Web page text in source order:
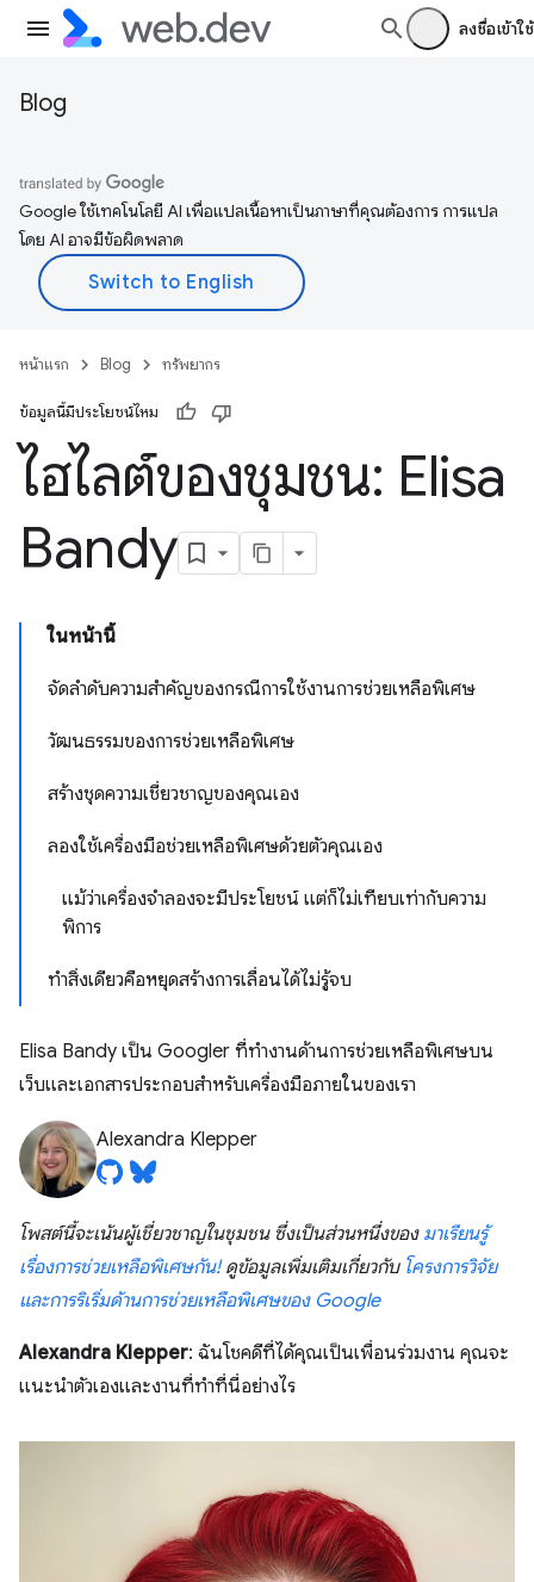
ลงชื่อเข้าใช้
Blog
Google ใช้เทคโนโลยี AI เพื่อแปลเนื้อหาเป็นภาษาที่คุณต้องการ การแปล
โดย AI อาจมีข้อผิดพลาด
หน้าแรก Blog ทรัพยากร
ข้อมูลนี้มีประโยชน์ไหม
ไฮไลต์ของชุมชน: Elisa
Bandy
ในหน้านี้
จัดลำดับความสำคัญของกรณีการใช้งานการช่วยเหลือพิเศษ
วัฒนธรรมของการช่วยเหลือพิเศษ
สร้างชุดความเชี่ยวชาญของคุณเอง
ลองใช้เครื่องมือช่วยเหลือพิเศษด้วยตัวคุณเอง
แม้ว่าเครื่องจำลองจะมีประโยชน์ แต่ก็ไม่เทียบเท่ากับความ
พิการ
ทำสิ่งเดียวคือหยุดสร้างการเลื่อนได้ไม่รู้จบ
Elisa Bandy เป็น Googler ที่ทำงานด้านการช่วยเหลือพิเศษบน
เว็บและเอกสารประกอบสำหรับเครื่องมือภายในของเรา
Alexandra Klepper
โพสต์นี้จะเน้นผู้เชี่ยวชาญในชุมชน ซึ่งเป็นส่วนหนึ่งของ มาเรียนรู้
เรื่องการช่วยเหลือพิเศษกัน!ดูข้อมูลเพิ่มเติมเกี่ยวกับ โครงการวิจัย
และการริเริ่มด้านการช่วยเหลือพิเศษของ Google
Alexandra Klepper: ฉันโชคดีที่ได้คุณเป็นเพื่อนร่วมงาน คุณจะ
แนะนำตัวเองและงานที่ทำที่นี่อย่างไร